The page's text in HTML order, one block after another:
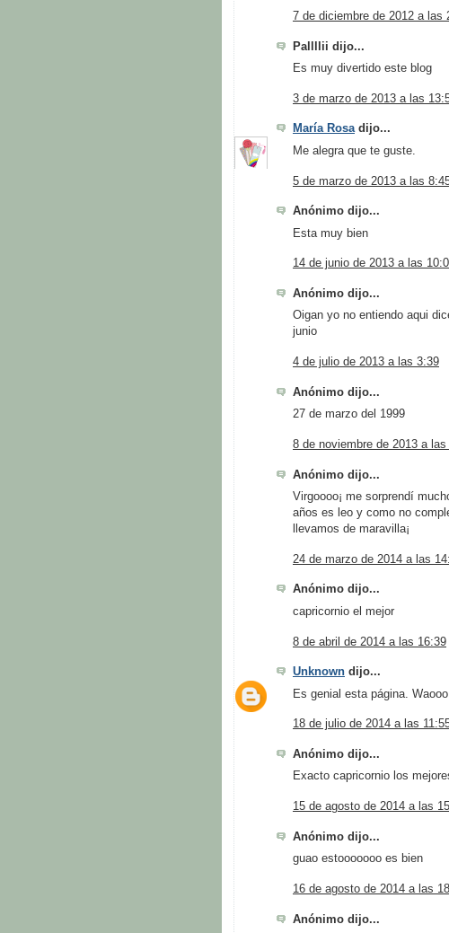
7 de diciembre de 2012 a las
Pallllii dijo...
Es muy divertido este blog
3 de marzo de 2013 a las
María Rosadijo...
Me alegra que te guste.
5 de marzo de 2013 a las
Anónimo dijo...
Esta muy bien
14 de junio de 2013 a las
Anónimo dijo...
Oigan yo no entiendo aqui
junio
4 de julio de 2013 a las 3:39
Anónimo dijo...
27 de marzo del 1999
8 de noviembre de 2013 a las
Anónimo dijo...
Virgoooo¡ me sorprendí
años es leo y como no
llevamos de maravilla¡
24 de marzo de 2014 a las
Anónimo dijo...
capricornio el mejor
8 de abril de 2014 a las 16:39
Unknown dijo...
Es genial esta página. Waooo
18 de julio de 2014 a las
Anónimo dijo...
Exacto capricornio los
15 de agosto de 2014 a las
Anónimo dijo...
guao estooooooo es bien
16 de agosto de 2014 a las
Anónimo dijo...